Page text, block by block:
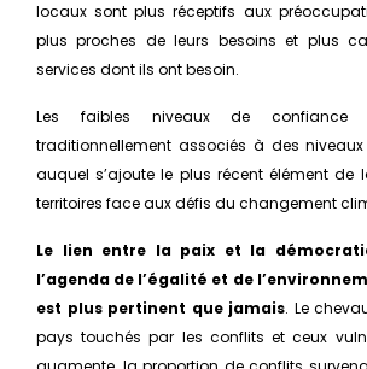
locaux sont plus réceptifs aux
plus proches de leurs besoins et plus
services dont ils ont besoin.
Les faibles niveaux de confiance
traditionnellement associés à des niveaux
auquel s’ajoute le plus récent élément de
territoires face aux défis du changement
Le lien entre la paix et la
l’agenda de l’égalité et de
est plus pertinent que jamais. Le
pays touchés par les conflits et ceux